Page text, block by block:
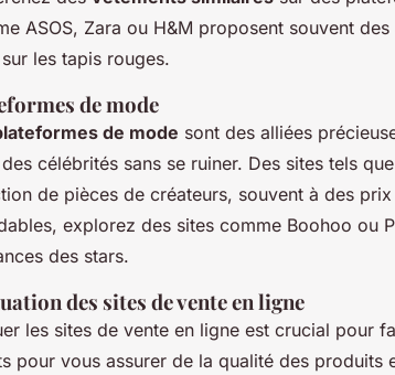
ASOS, Zara ou H&M proposent souvent
les tapis rouges.
de mode
de mode sont des alliées
célébrités sans se ruiner. Des sites tels
de pièces de créateurs, souvent à des
explorez des sites comme Boohoo ou
des stars.
des sites de vente en ligne
les sites de vente en ligne est crucial pour
pour vous assurer de la qualité des produits